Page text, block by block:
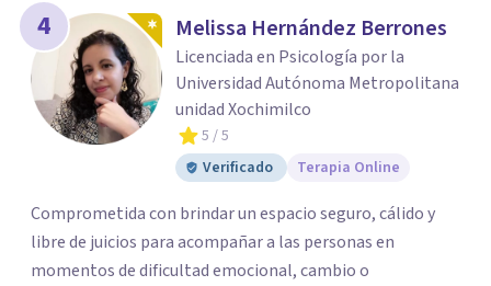
4 Melissa Hernández Berrones
Licenciada en Psicología por la
Universidad Autónoma Metropolitana
unidad Xochimilco
5 / 5
Verificado
Terapia Online
Comprometida con brindar un espacio seguro, cálido y
libre de juicios para acompañar a las personas en
momentos de dificultad emocional, cambio o